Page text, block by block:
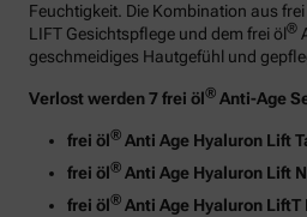
Feuchtigkeit. Die Kombination aus frei
LIFT Gesichtspflege und dem frei öl®
geschmeidiges Hautgefühl und
Verlost werden 7 frei öl® Anti-Age
frei öl® Anti Age Hyaluron Lift
frei öl® Anti Age Hyaluron Lift
frei öl® Anti Age Hyaluron LiftT